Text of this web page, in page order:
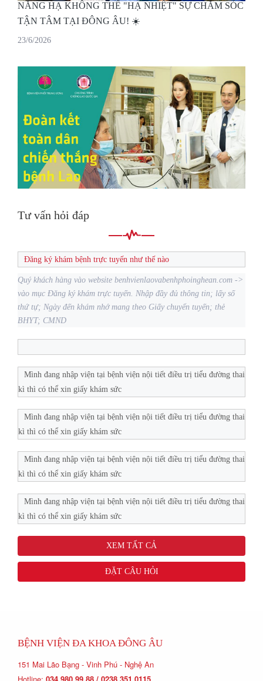
NẮNG HẠ KHÔNG THỂ "HẠ NHIỆT" SỰ CHĂM SÓC
TẬN TÂM TẠI ĐÔNG ÂU! ☀️
23/6/2026
Tư vấn hỏi đáp
Đăng ký khám bệnh trực tuyến như thế nào
Quý khách hàng vào website benhvienlaovabenhphoinghean.com ->
vào mục Đăng ký khám trực tuyến. Nhập đầy đủ thông tin; lấy số
thứ tự; Ngày đến khám nhớ mang theo Giấy chuyển tuyến; thẻ
BHYT; CMND
Mình đang nhập viện tại bệnh viện nội tiết điều trị tiểu đường thai
kì thì có thể xin giấy khám sức
Mình đang nhập viện tại bệnh viện nội tiết điều trị tiểu đường thai
kì thì có thể xin giấy khám sức
Mình đang nhập viện tại bệnh viện nội tiết điều trị tiểu đường thai
kì thì có thể xin giấy khám sức
Mình đang nhập viện tại bệnh viện nội tiết điều trị tiểu đường thai
kì thì có thể xin giấy khám sức
XEM TẤT CẢ
ĐẶT CÂU HỎI
BỆNH VIỆN ĐA KHOA ĐÔNG ÂU
151 Mai Lão Bạng - Vinh Phú - Nghệ An